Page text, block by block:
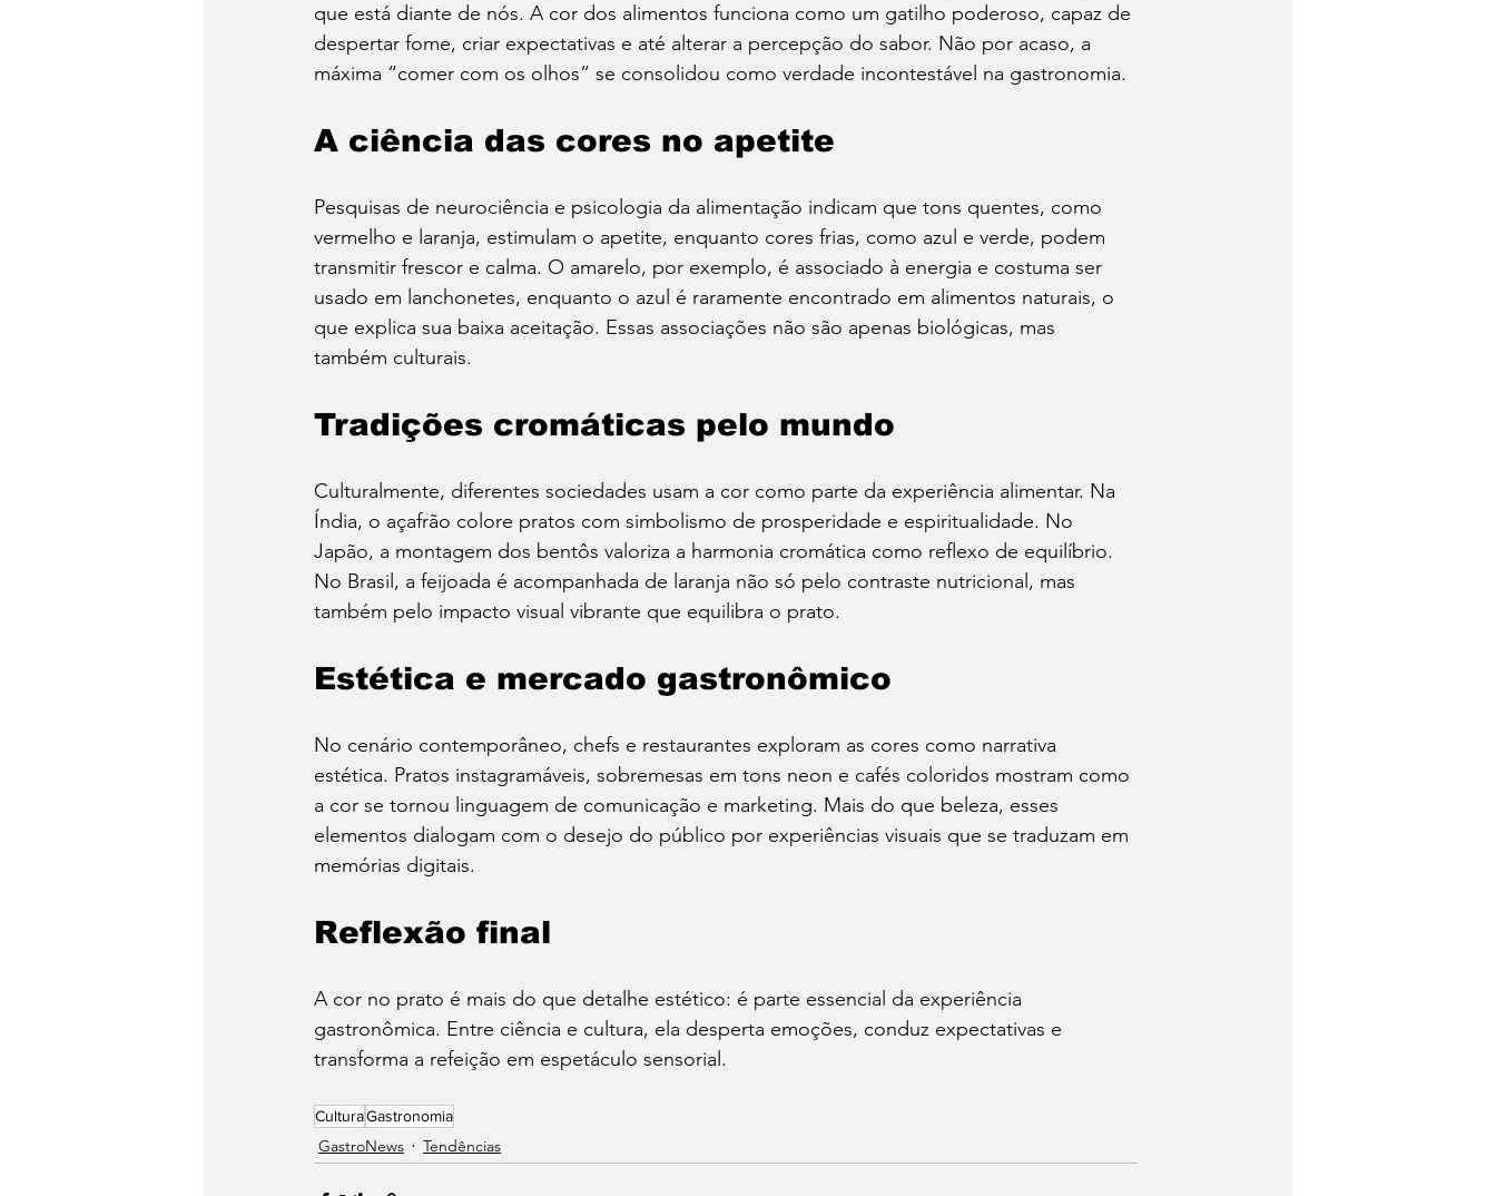
que está diante de nós. A cor dos alimentos funciona como um gatilho poderoso, capaz de
despertar fome, criar expectativas e até alterar a percepção do sabor. Não por acaso, a
máxima “comer com os olhos” se consolidou como verdade incontestável na gastronomia.
A ciência das cores no apetite
Pesquisas de neurociência e psicologia da alimentação indicam que tons quentes, como
vermelho e laranja, estimulam o apetite, enquanto cores frias, como azul e verde, podem
transmitir frescor e calma. O amarelo, por exemplo, é associado à energia e costuma ser
usado em lanchonetes, enquanto o azul é raramente encontrado em alimentos naturais, o
que explica sua baixa aceitação. Essas associações não são apenas biológicas, mas
também culturais.
Tradições cromáticas pelo mundo
Culturalmente, diferentes sociedades usam a cor como parte da experiência alimentar. Na
Índia, o açafrão colore pratos com simbolismo de prosperidade e espiritualidade. No
Japão, a montagem dos bentôs valoriza a harmonia cromática como reflexo de equilíbrio.
No Brasil, a feijoada é acompanhada de laranja não só pelo contraste nutricional, mas
também pelo impacto visual vibrante que equilibra o prato.
Estética e mercado gastronômico
No cenário contemporâneo, chefs e restaurantes exploram as cores como narrativa
estética. Pratos instagramáveis, sobremesas em tons neon e cafés coloridos mostram como
a cor se tornou linguagem de comunicação e marketing. Mais do que beleza, esses
elementos dialogam com o desejo do público por experiências visuais que se traduzam em
memórias digitais.
Reflexão final
A cor no prato é mais do que detalhe estético: é parte essencial da experiência
gastronômica. Entre ciência e cultura, ela desperta emoções, conduz expectativas e
transforma a refeição em espetáculo sensorial.
CulturaGastronomia
⁠GastroNews Tendências